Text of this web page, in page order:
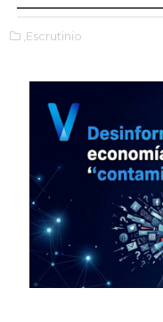
,Escrutinio